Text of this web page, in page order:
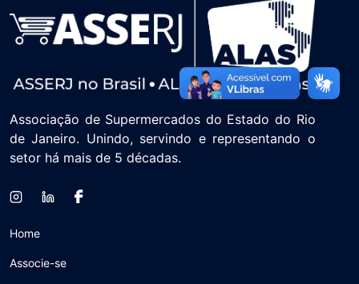
Associação de Supermercados do Estado do Rio
de Janeiro. Unindo, servindo e representando o
setor há mais de 5 décadas.
Home
Associe-se